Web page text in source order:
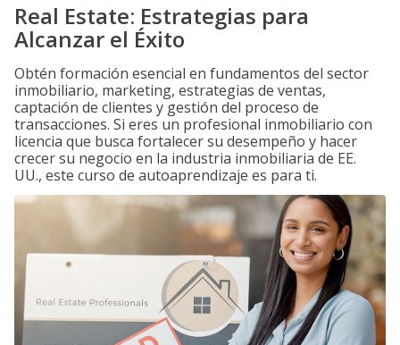
Real Estate: Estrategias para
Alcanzar el Éxito
Obtén formación esencial en fundamentos del sector
inmobiliario, marketing, estrategias de ventas,
captación de clientes y gestión del proceso de
transacciones. Si eres un profesional inmobiliario con
licencia que busca fortalecer su desempeño y hacer
crecer su negocio en la industria inmobiliaria de EE.
UU., este curso de autoaprendizaje es para ti.